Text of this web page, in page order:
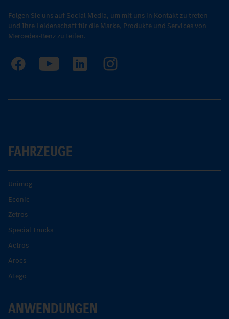
Folgen Sie uns auf Social Media, um mit uns in Kontakt zu treten
und Ihre Leidenschaft für die Marke, Produkte und Services von
Mercedes-Benz zu teilen.
FAHRZEUGE
Unimog
Econic
Zetros
Special Trucks
Actros
Arocs
Atego
ANWENDUNGEN